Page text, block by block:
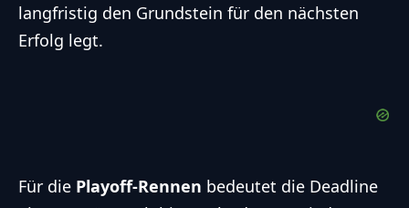
langfristig den Grundstein für den nächsten
Erfolg legt.
Für die Playoff-Rennen bedeutet die Deadline